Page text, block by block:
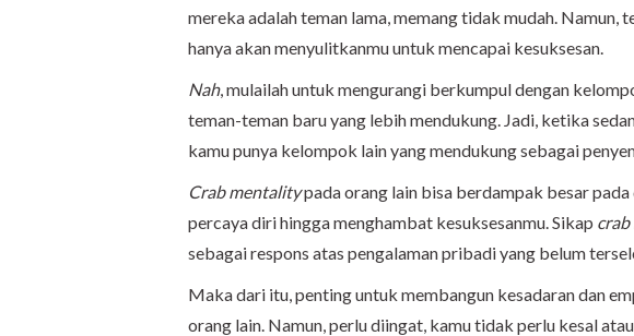
mereka adalah teman lama, memang tidak mudah.
hanya akan menyulitkanmu untuk mencapai kesuksesan.
Nah, mulailah untuk mengurangi berkumpul dengan
teman-teman baru yang lebih mendukung. Jadi, ketika
kamu punya kelompok lain yang mendukung sebagai
Crab mentalitypada orang lain bisa berdampak besar
percaya diri hingga menghambat kesuksesanmu. Sikap
sebagai respons atas pengalaman pribadi yang belum
Maka dari itu, penting untuk membangun kesadaran dan
orang lain. Namun, perlu diingat, kamu tidak perlu kesal